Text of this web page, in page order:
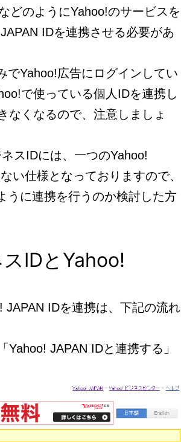
どのようにYahoo!のサービスを
IDを連携させる必要があ
でYahoo!広告にログインしてい
で使っている個人IDを連携し
なくなるので、注意しましょ
スIDには、一つのYahoo!
い仕様となっておりますので、
うに連携を行うのか検討した方
IDとYahoo!
JAPAN IDを連携は、下記の流れ
JAPAN IDと連携する」